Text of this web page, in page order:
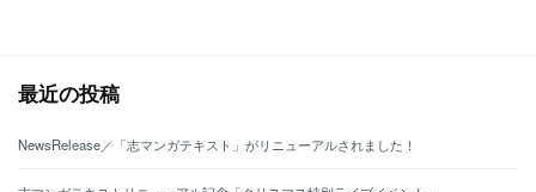
ン
最近の投稿
NewsRelease／「志マンガテキスト」がリニューアルされました！